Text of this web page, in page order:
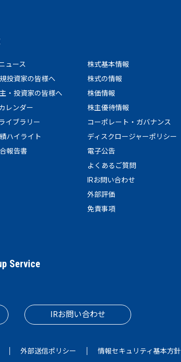
ュース
投資家の皆様へ
・投資家の皆様へ
カレンダー
ライブラリー
ハイライト
報告書
株式基本情報
株式の情報
株価情報
株主優待情報
コーポレート・ガバナンス
ディスクロージャーポリシー
電子公告
よくあるご質問
IRお問い合わせ
外部評価
免責事項
Service
IRお問い合わせ
外部送信ポリシー 情報セキュリティ基本方針